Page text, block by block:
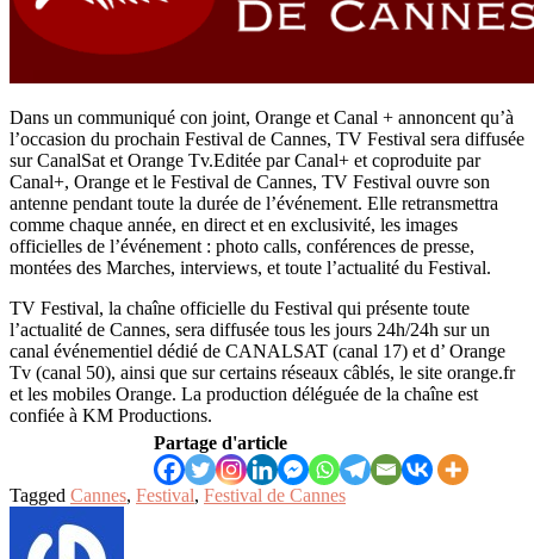
Dans un communiqué con joint, Orange et Canal + annoncent qu’à
l’occasion du prochain Festival de Cannes, TV Festival sera diffusée
sur CanalSat et Orange Tv.Editée par Canal+ et coproduite par
Canal+, Orange et le Festival de Cannes, TV Festival ouvre son
antenne pendant toute la durée de l’événement. Elle retransmettra
comme chaque année, en direct et en exclusivité, les images
officielles de l’événement : photo calls, conférences de presse,
montées des Marches, interviews, et toute l’actualité du Festival.
TV Festival, la chaîne officielle du Festival qui présente toute
l’actualité de Cannes, sera diffusée tous les jours 24h/24h sur un
canal événementiel dédié de CANALSAT (canal 17) et d’ Orange
Tv (canal 50), ainsi que sur certains réseaux câblés, le site orange.fr
et les mobiles Orange. La production déléguée de la chaîne est
confiée à KM Productions.
Partage d'article
Tagged Cannes, Festival, Festival de Cannes